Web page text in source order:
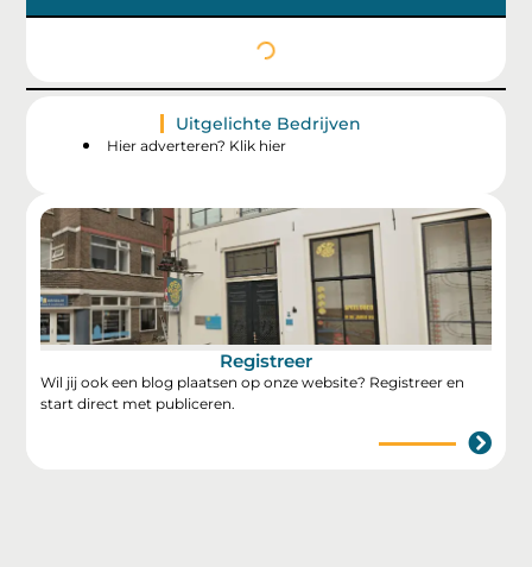
Uitgelichte Bedrijven
Hier adverteren? Klik hier
Registreer
Wil jij ook een blog plaatsen op onze website? Registreer en
start direct met publiceren.